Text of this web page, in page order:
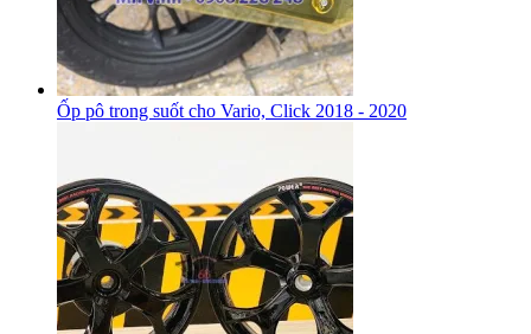
Ốp pô trong suốt cho Vario, Click 2018 - 2020